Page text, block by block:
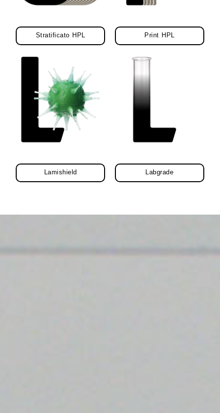
Stratificato HPL Print HPL
Lamishield Labgrade